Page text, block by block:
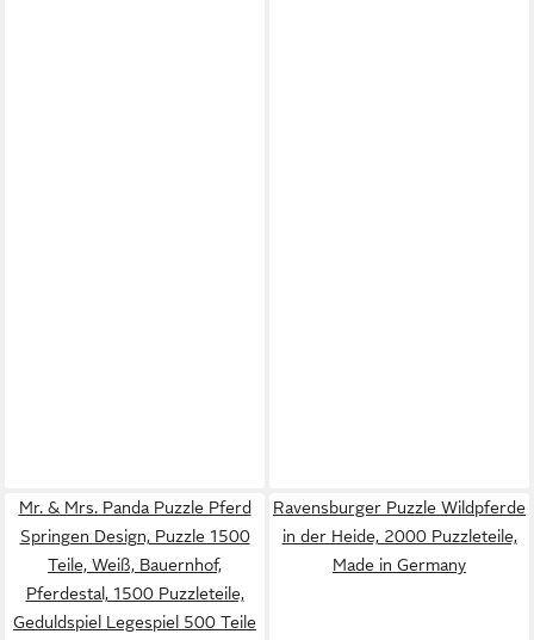
Mr. & Mrs. Panda Puzzle Pferd
Springen Design, Puzzle 1500
Teile, Weiß, Bauernhof,
Pferdestal, 1500 Puzzleteile,
Geduldspiel Legespiel 500 Teile
Ravensburger Puzzle Wildpferde
in der Heide, 2000 Puzzleteile,
Made in Germany